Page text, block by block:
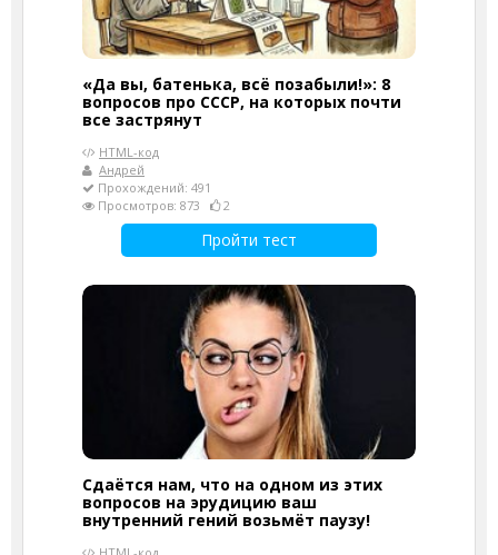
«Да вы, батенька, всё позабыли!»: 8
вопросов про СССР, на которых почти
все застрянут
HTML-код
Андрей
Прохождений: 491
Просмотров: 873
2
Пройти тест
Сдаётся нам, что на одном из этих
вопросов на эрудицию ваш
внутренний гений возьмёт паузу!